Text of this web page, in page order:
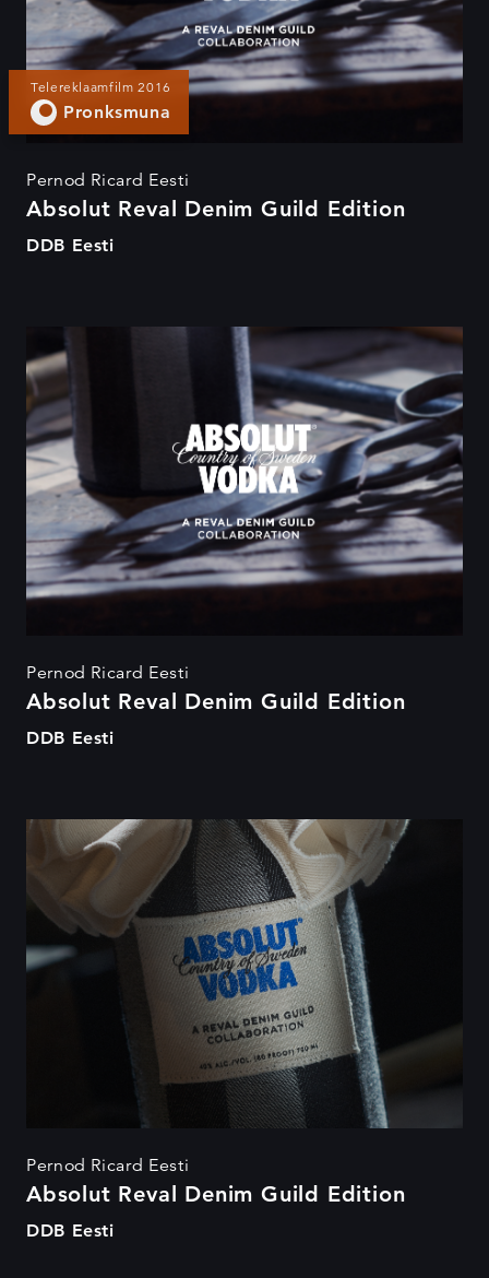
Telereklaamfilm 2016
Pronksmuna
Pernod Ricard Eesti
Absolut Reval Denim Guild Edition
DDB Eesti
Absolut Reval Denim Guild
Edition
Pernod Ricard Eesti
Absolut Reval Denim Guild Edition
DDB Eesti
Absolut Reval Denim Guild
Edition
Pernod Ricard Eesti
Absolut Reval Denim Guild Edition
DDB Eesti